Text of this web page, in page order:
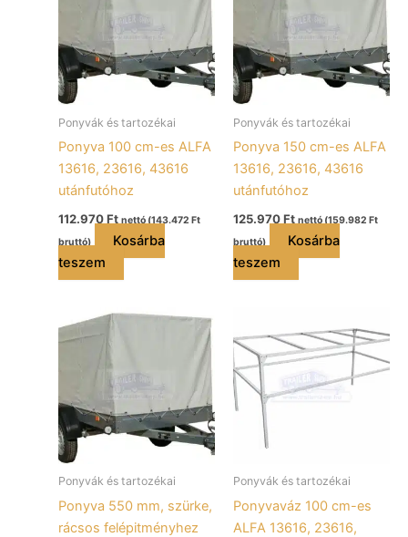
Ponyvák és tartozékai
Ponyva 100 cm-es ALFA
13616, 23616, 43616
utánfutóhoz
112.970Ft nettó (143.472 Ft
bruttó)
Kosárba
teszem
Ponyvák és tartozékai
Ponyva 150 cm-es ALFA
13616, 23616, 43616
utánfutóhoz
125.970Ft nettó (159.982 Ft
bruttó)
Kosárba
teszem
Ponyvák és tartozékai
Ponyva 550 mm, szürke,
rácsos felépitményhez
Ponyvák és tartozékai
Ponyvaváz 100 cm-es
ALFA 13616, 23616,